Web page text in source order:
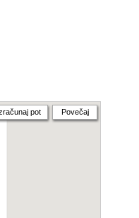
pot Povečaj